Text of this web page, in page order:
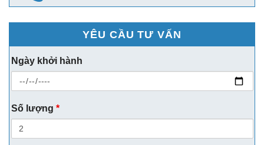
YÊU CẦU TƯ VẤN
Ngày khởi hành
Số lượng *